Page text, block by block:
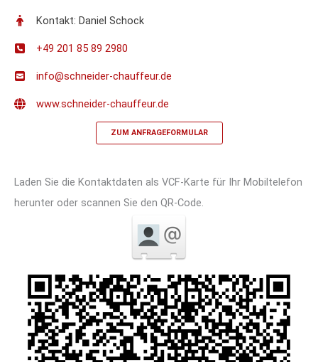
Kontakt: Daniel Schock
+49 201 85 89 2980
info@schneider-chauffeur.de
www.schneider-chauffeur.de
ZUM ANFRAGEFORMULAR
Laden Sie die Kontaktdaten als VCF-Karte für Ihr Mobiltelefon
herunter oder scannen Sie den QR-Code.